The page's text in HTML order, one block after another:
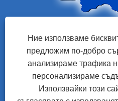
Авторско право © 2021 Foshan
Ние използваме
предложим по-добро
анализираме трафика
персонализираме
Използвайки този